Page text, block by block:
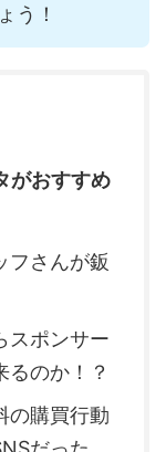
う！
がおすすめ
フさんが鈑
スポンサー
るのか！？
の購買行動